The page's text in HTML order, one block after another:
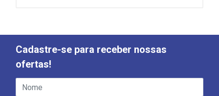
Cadastre-se para receber nossas
ofertas!